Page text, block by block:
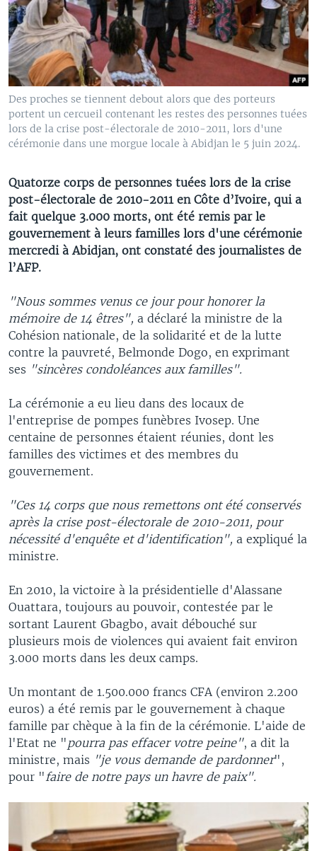
Des proches se tiennent debout alors que des porteurs
portent un cercueil contenant les restes des personnes tuées
lors de la crise post-électorale de 2010-2011, lors d'une
cérémonie dans une morgue locale à Abidjan le 5 juin 2024.
Quatorze corps de personnes tuées lors de la crise
post-électorale de 2010-2011 en Côte d’Ivoire, qui a
fait quelque 3.000 morts, ont été remis par le
gouvernement à leurs familles lors d'une cérémonie
mercredi à Abidjan, ont constaté des journalistes de
l’AFP.
"Nous sommes venus ce jour pour honorer la
mémoire de 14 êtres", a déclaré la ministre de la
Cohésion nationale, de la solidarité et de la lutte
contre la pauvreté, Belmonde Dogo, en exprimant
ses "sincères condoléances aux familles".
La cérémonie a eu lieu dans des locaux de
l'entreprise de pompes funèbres Ivosep. Une
centaine de personnes étaient réunies, dont les
familles des victimes et des membres du
gouvernement.
"Ces 14 corps que nous remettons ont été conservés
après la crise post-électorale de 2010-2011, pour
nécessité d'enquête et d'identification", a expliqué la
ministre.
En 2010, la victoire à la présidentielle d'Alassane
Ouattara, toujours au pouvoir, contestée par le
sortant Laurent Gbagbo, avait débouché sur
plusieurs mois de violences qui avaient fait environ
3.000 morts dans les deux camps.
Un montant de 1.500.000 francs CFA (environ 2.200
euros) a été remis par le gouvernement à chaque
famille par chèque à la fin de la cérémonie. L'aide de
l'Etat ne " pourra pas effacer votre peine", a dit la
ministre, mais "je vous demande de pardonner",
pour " faire de notre pays un havre de paix".